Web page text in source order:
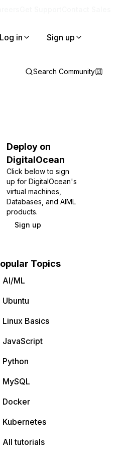
Log in Sign up
Search Community
Deploy on
DigitalOcean
Click below to sign
up for DigitalOcean's
virtual machines,
Databases, and AIML
products.
Sign up
Topics
AI/ML
Ubuntu
Linux Basics
JavaScript
Python
MySQL
Docker
Kubernetes
All tutorials